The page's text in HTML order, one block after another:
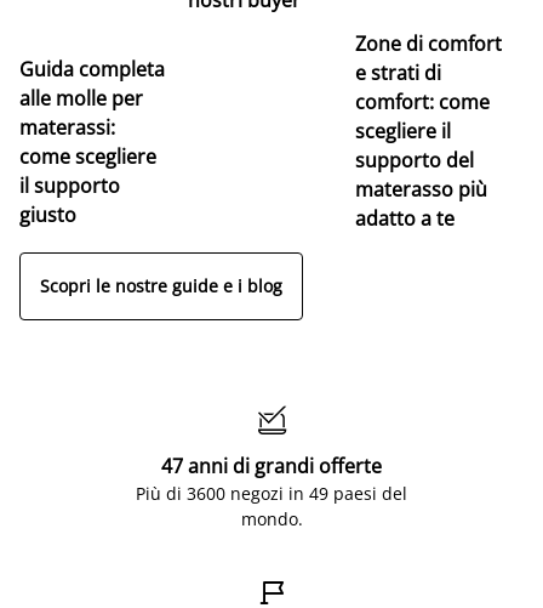
Guida completa
alle molle per
materassi:
come scegliere
il supporto
giusto
Zone di comfort
e strati di
comfort: come
scegliere il
supporto del
materasso più
adatto a te
Scopri le nostre guide e i blog

47 anni di grandi offerte
Più di 3600 negozi in 49 paesi del
mondo.
